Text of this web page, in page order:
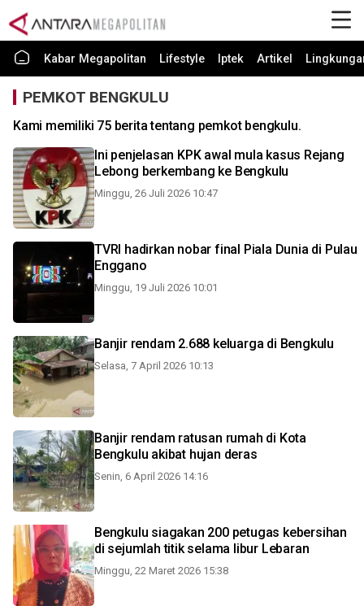
Kabar Megapolitan Lifestyle Iptek Artikel
PEMKOT BENGKULU
Kami memiliki 75 berita tentang pemkot bengkulu.
Ini penjelasan KPK awal mula kasus Rejang
Lebong berkembang ke Bengkulu
Minggu, 26 Juli 2026 10:47
TVRI hadirkan nobar final Piala Dunia di Pulau
Enggano
Minggu, 19 Juli 2026 10:01
Banjir rendam 2.688 keluarga di Bengkulu
Selasa, 7 April 2026 10:13
Banjir rendam ratusan rumah di Kota
Bengkulu akibat hujan deras
Senin, 6 April 2026 14:16
Bengkulu siagakan 200 petugas kebersihan
di sejumlah titik selama libur Lebaran
Minggu, 22 Maret 2026 15:38